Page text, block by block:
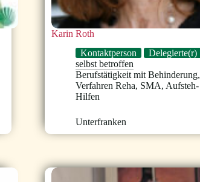
Karin Roth
Kontaktperson
Delegierte(r)
selbst betroffen
Berufstätigkeit mit Behinderung,
Verfahren Reha, SMA, Aufsteh-
Hilfen
Unterfranken